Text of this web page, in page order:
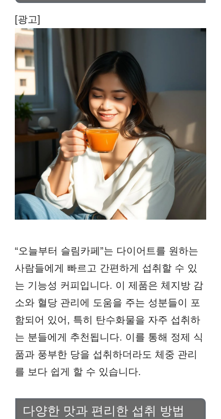
[광고]
“오늘부터 슬림카페”는 다이어트를 원하는
사람들에게 빠르고 간편하게 섭취할 수 있
는 기능성 커피입니다. 이 제품은 체지방 감
소와 혈당 관리에 도움을 주는 성분들이 포
함되어 있어, 특히 탄수화물을 자주 섭취하
는 분들에게 추천됩니다. 이를 통해 정제 식
품과 풍부한 당을 섭취하더라도 체중 관리
를 보다 쉽게 할 수 있습니다.
다양한 맛과 편리한 섭취 방법